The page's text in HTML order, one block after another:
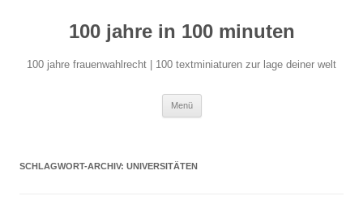
100 jahre in 100 minuten
100 jahre frauenwahlrecht | 100 textminiaturen zur lage deiner welt
Menü
SCHLAGWORT-ARCHIV: UNIVERSITÄTEN